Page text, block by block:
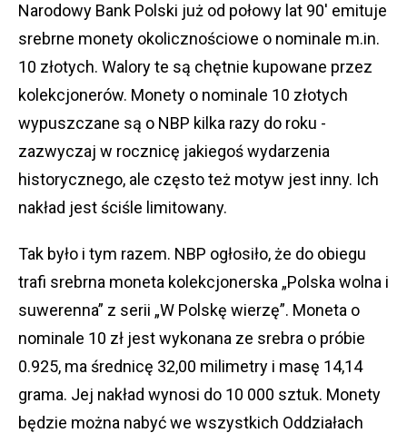
Narodowy Bank Polski już od połowy lat 90' emituje
srebrne monety okolicznościowe o nominale m.in.
10 złotych. Walory te są chętnie kupowane przez
kolekcjonerów. Monety o nominale 10 złotych
wypuszczane są o NBP kilka razy do roku -
zazwyczaj w rocznicę jakiegoś wydarzenia
historycznego, ale często też motyw jest inny. Ich
nakład jest ściśle limitowany.
Tak było i tym razem. NBP ogłosiło, że do obiegu
trafi srebrna moneta kolekcjonerska „Polska wolna i
suwerenna” z serii „W Polskę wierzę”. Moneta o
nominale 10 zł jest wykonana ze srebra o próbie
0.925, ma średnicę 32,00 milimetry i masę 14,14
grama. Jej nakład wynosi do 10 000 sztuk. Monety
będzie można nabyć we wszystkich Oddziałach